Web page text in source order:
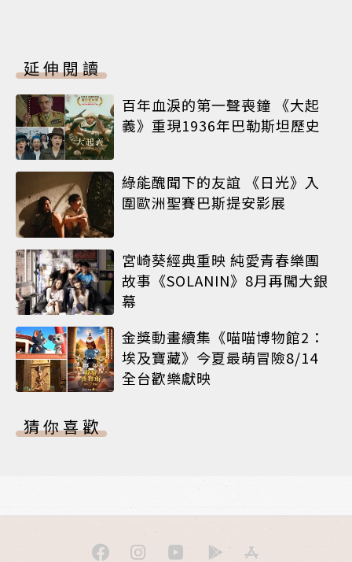
延伸閱讀
百年血淚的第一聲喪鐘 《大起
義》重現1936年巴勒斯坦歷史
綠能醜聞下的友誼 《日光》入
圍歐洲聖賽巴斯提安影展
宮崎葵經典重映 純愛青春樂團
故事《SOLANIN》8月再闖大銀
幕
金獎動畫續集《喵喵博物館2：
埃及寶藏》今夏最萌冒險8/14
全台歡樂獻映
猜你喜歡